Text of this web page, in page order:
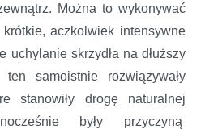
Można to wykonywać
aczkolwiek intensywne
uchylanie skrzydła na dłuższy
samoistnie rozwiązywały
stanowiły drogę naturalnej
były przyczyną